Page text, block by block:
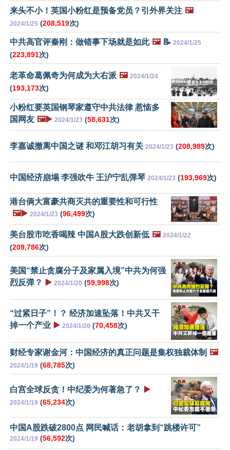
来头不小！英国小粉红是预备党员？引外界关注 🖼️
2024/1/25 (208,519次)
中共高官评秦刚：做错事下场就是如此 🖼️📝 2024/1/25
(223,891次)
老革命葛佩奇为何成为大右派 🖼️ 2024/1/24
(193,173次)
小粉红要英国钢琴家遵守中共法律 惹恼多
国网友 🖼️▶️ 2024/1/23 (58,631次)
李嘉诚撤离中国之谜 和邓江胡习有关 2024/1/23 (208,989次)
中国经济崩塌 李强吹牛 王沪宁乱弹琴 2024/1/23 (193,969次)
港台俩大富豪共商灭共的重要性和可行性
🖼️▶️ 2024/1/23 (96,499次)
美台股市吃香喝辣 中国A股大跌创新低 🖼️ 2024/1/22
(209,786次)
美国“禁止贪腐分子及家属入境”中共为何强
烈反弹？
▶️ 2024/1/20 (59,998次)
“过紧日子”！？ 经济加速坠落！中共又干
掉一个产业 ▶️ 2024/1/20 (70,458次)
财经专家谢金河：中国经济的真正问题是集权独裁体制 🖼️
2024/1/19 (68,785次)
白宫全球反贪！中纪委为何著急了？ ▶️
2024/1/19 (65,234次)
中国A股跌破2800点 网民喊话：老胡拿到“跳楼许可”
2024/1/19 (56,592次)